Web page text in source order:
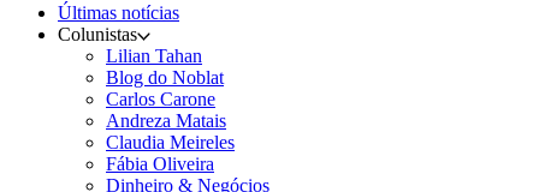
Últimas notícias
Colunistas
Lilian Tahan
Blog do Noblat
Carlos Carone
Andreza Matais
Claudia Meireles
Fábia Oliveira
Dinheiro & Negócios